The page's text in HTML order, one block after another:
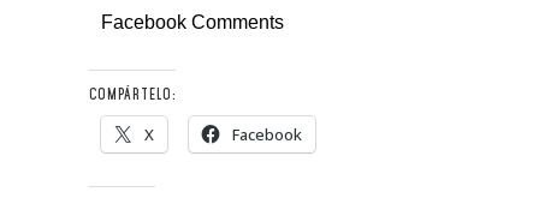
Facebook Comments
COMPÁRTELO:
X Facebook